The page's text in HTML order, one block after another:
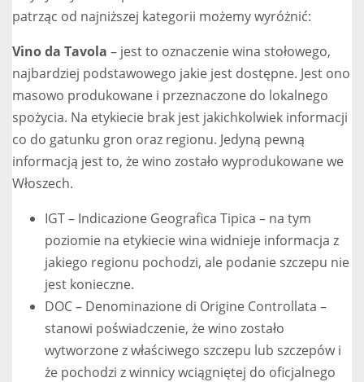
patrząc od najniższej kategorii możemy wyróżnić:
Vino da Tavola – jest to oznaczenie wina stołowego,
najbardziej podstawowego jakie jest dostępne. Jest ono
masowo produkowane i przeznaczone do lokalnego
spożycia. Na etykiecie brak jest jakichkolwiek informacji
co do gatunku gron oraz regionu. Jedyną pewną
informacją jest to, że wino zostało wyprodukowane we
Włoszech.
IGT – Indicazione Geografica Tipica – na tym
poziomie na etykiecie wina widnieje informacja z
jakiego regionu pochodzi, ale podanie szczepu nie
jest konieczne.
DOC – Denominazione di Origine Controllata –
stanowi poświadczenie, że wino zostało
wytworzone z właściwego szczepu lub szczepów i
że pochodzi z winnicy wciągniętej do oficjalnego